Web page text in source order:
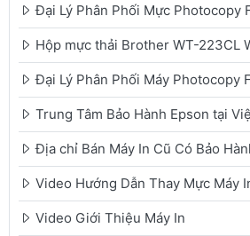
Đại Lý Phân Phối Mực Photocopy
Hộp mực thải Brother WT-223CL
Đại Lý Phân Phối Máy Photocopy
Trung Tâm Bảo Hành Epson tại
Địa chỉ Bán Máy In Cũ Có Bảo
Video Hướng Dẫn Thay Mực Máy
Video Giới Thiệu Máy In